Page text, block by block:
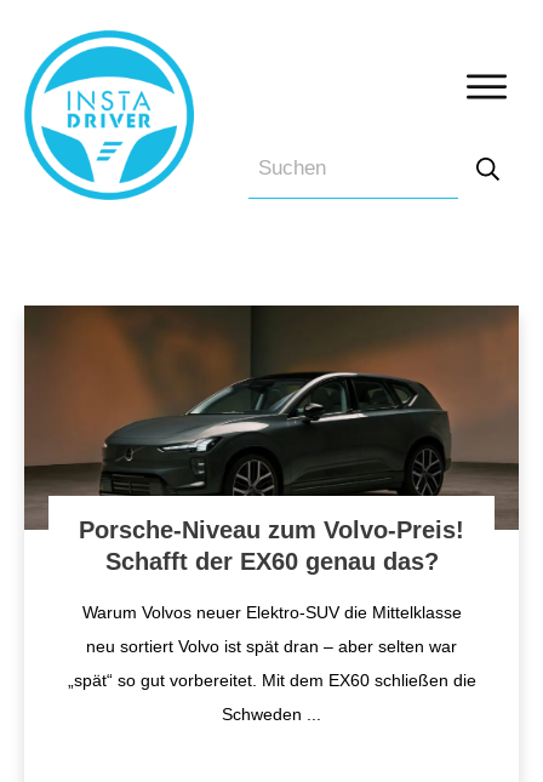
Porsche-Niveau zum Volvo-Preis!
Schafft der EX60 genau das?
Warum Volvos neuer Elektro-SUV die Mittelklasse
neu sortiert Volvo ist spät dran – aber selten war
„spät“ so gut vorbereitet. Mit dem EX60 schließen die
Schweden